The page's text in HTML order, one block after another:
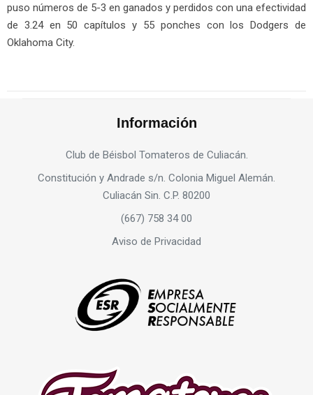
puso números de 5-3 en ganados y perdidos con una efectividad
de 3.24 en 50 capítulos y 55 ponches con los Dodgers de
Oklahoma City.
Información
Club de Béisbol Tomateros de Culiacán.
Constitución y Andrade s/n. Colonia Miguel Alemán.
Culiacán Sin. C.P. 80200
(667) 758 34 00
Aviso de Privacidad